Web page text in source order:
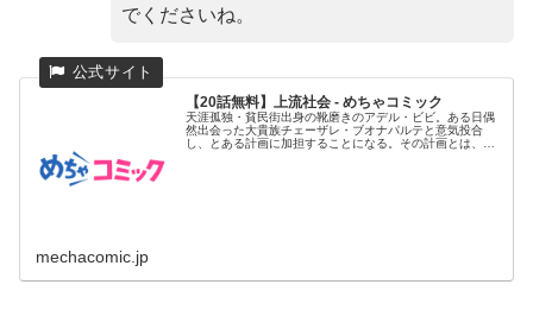
でくださいね。
【20話無料】上流社会 - めちゃコミック
天涯孤独・貧民街出身の靴磨きのアデル・ビビ。ある日偶
然出会った大貴族チェーザレ・ブオナパルテと意気投合
し、とある計画に加担することになる。その計画とは、ブ
mechacomic.jp